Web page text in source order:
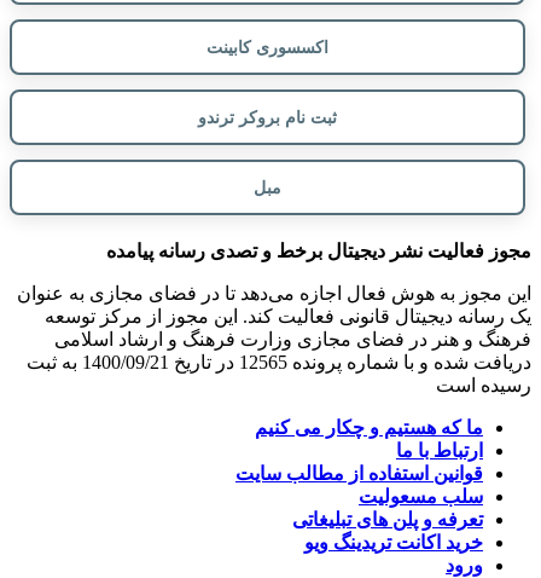
اکسسوری کابینت
ثبت نام بروکر ترندو
مبل
مجوز فعالیت نشر دیجیتال برخط و تصدی رسانه پیامده
این مجوز به هوش فعال اجازه می‌دهد تا در فضای مجازی به عنوان
یک رسانه دیجیتال قانونی فعالیت کند. این مجوز از مرکز توسعه
فرهنگ و هنر در فضای مجازی وزارت فرهنگ و ارشاد اسلامی
دریافت شده و با شماره پرونده 12565 در تاریخ 1400/09/21 به ثبت
رسیده است
ما که هستیم و چکار می کنیم
ارتباط با ما
قوانین استفاده از مطالب سایت
سلب مسعولیت
تعرفه و پلن های تبلیغاتی
خرید اکانت تریدینگ ویو
ورود